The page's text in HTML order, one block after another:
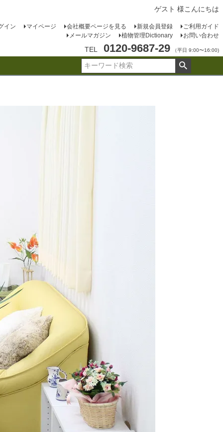
ゲスト 様こんにちは
イン マイページ 会社概要ページを見る 新規会員登録
ご利用ガイド
メールマガジン
植物管理Dictionary お問い合わせ
TEL 0120-9687-29 （平日 9:00〜16:00)